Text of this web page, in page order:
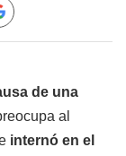
de una
al
internó en el